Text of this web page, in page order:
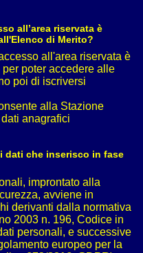
all’area riservata è
di Merito?
all'area riservata è
poter accedere alle
poi di iscriversi
alla Stazione
anagrafici
dati che inserisco in fase
improntato alla
avviene in
derivanti dalla normativa
2003 n. 196, Codice in
personali, e successive
europeo per la